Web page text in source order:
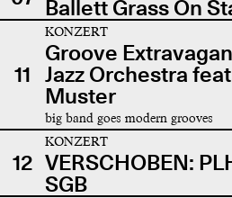
Ballett Grass On
11
KONZERT
Groove
Jazz Orchestra
Muster
big band goes modern grooves
12
KONZERT
VERSCHOBEN:
SGB